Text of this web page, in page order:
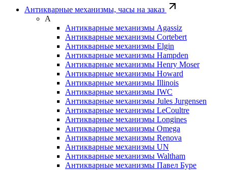
Антикварные механизмы, часы на заказ
А
Антикварные механизмы Agassiz
Антикварные механизмы Cortebert
Антикварные механизмы Elgin
Антикварные механизмы Hampden
Антикварные механизмы Henry Moser
Антикварные механизмы Howard
Антикварные механизмы Illinois
Антикварные механизмы IWC
Антикварные механизмы Jules Jurgensen
Антикварные механизмы LeCoultre
Антикварные механизмы Longines
Антикварные механизмы Omega
Антикварные механизмы Renova
Антикварные механизмы UN
Антикварные механизмы Waltham
Антикварные механизмы Павел Буре